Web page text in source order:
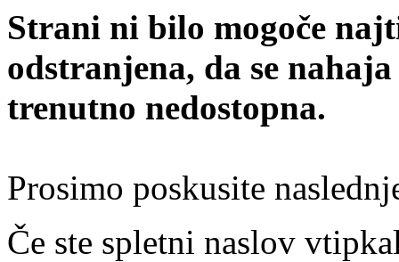
Strani ni bilo mogoče
odstranjena, da se
trenutno nedostopna.
Prosimo poskusite
Če ste spletni naslov